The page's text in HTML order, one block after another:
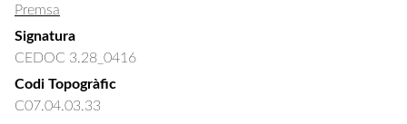
Premsa
Signatura
CEDOC 3.28_0416
Codi Topogràfic
C07.04.03.33